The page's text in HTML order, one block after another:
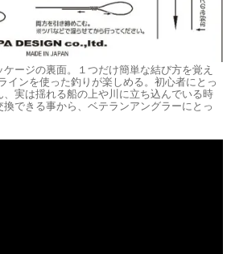
ージの裏面。１つだけ簡単な結び方を覚え
インを使った釣りが楽しめる。初心者にとっ
実は揺れる船の上や川に立ち込んでいる時
できる事から、ベテランアングラーにとっ